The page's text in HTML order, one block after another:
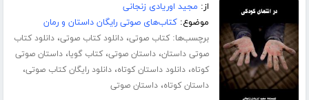
از: مجید اوریادی زنجانی
موضوع:کتاب‌های صوتی رایگان داستان و رمان
برچسب‌ها:کتاب صوتی،دانلود کتاب صوتی،دانلود کتاب
صوتی داستان،داستان صوتی،کتاب گویا،داستان صوتی
کوتاه،دانلود داستان کوتاه،دانلود رایگان کتاب صوتی،
داستان کوتاه،داستان صوتی